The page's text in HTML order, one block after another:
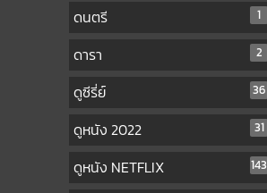
ดนตรี 1
ดารา 2
ดูซีรี่ย์ 36
ดูหนัง 2022 31
ดูหนัง NETFLIX 143